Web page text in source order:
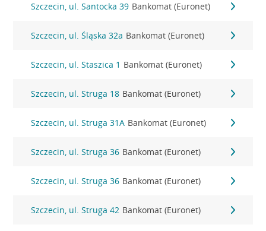
Szczecin, ul. Santocka 39 Bankomat (Euronet)
Szczecin, ul. Śląska 32a Bankomat (Euronet)
Szczecin, ul. Staszica 1 Bankomat (Euronet)
Szczecin, ul. Struga 18 Bankomat (Euronet)
Szczecin, ul. Struga 31A Bankomat (Euronet)
Szczecin, ul. Struga 36 Bankomat (Euronet)
Szczecin, ul. Struga 36 Bankomat (Euronet)
Szczecin, ul. Struga 42 Bankomat (Euronet)